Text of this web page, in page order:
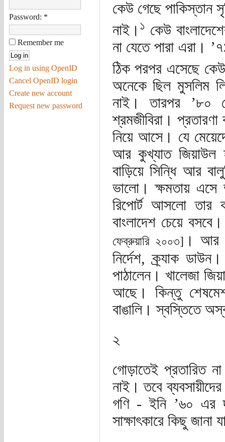
Password: *
Remember me
Log in using OpenID
Cancel OpenID login
Create new account
Request new password
কেউ গেছে পাকিস্তান
নাই। ১ কেউ
না যেতে পারা এরা।
ঠিক পরপর এসেছে
অনেকে ছিল মুসলিম
নাই। তারপর ’৮০
শ্রমজীবিরা।
নিয়ে আসে। যে
আর কুখ্যাত জিয়াউল
বাড়িয়ে সিন্ধি আর
ভালো। ক্ষমতায় এসে
রিপোর্ট আসলো তার
বাংলাদেশ চেয়ে
ফেব্রুয়ারি ২০০৩] । আর
নির্দেশ, ক্র্যাক
পাঠালেন। খালেজা
আছে। কিন্তু শেষমেশ
বাঙালি। স্বস্তিতে
২
গোড়াতেই প্রতারিত
নাই। তবে
গণি - ইনি ’৬০ এর
সাক্ষাৎকারে কিছু জানা